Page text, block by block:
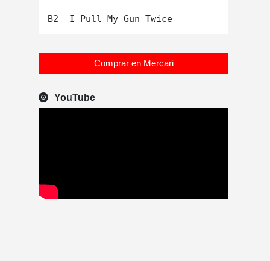
Comprar en Mercari
YouTube